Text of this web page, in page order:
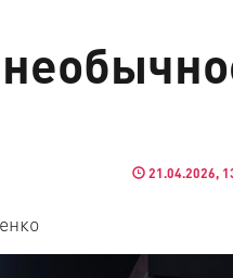
21.04.2026,